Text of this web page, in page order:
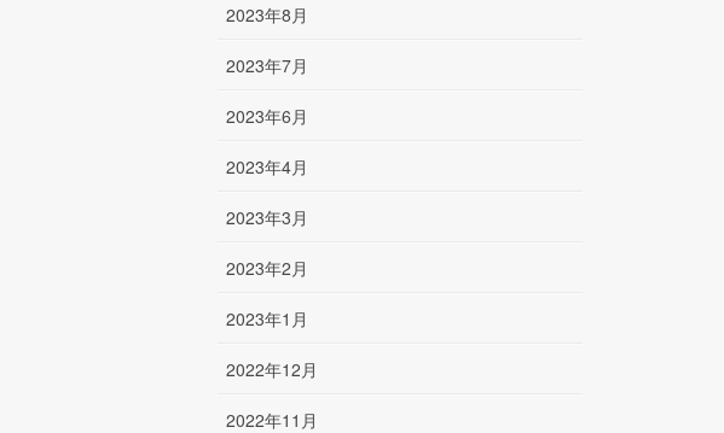
2023年8月
2023年7月
2023年6月
2023年4月
2023年3月
2023年2月
2023年1月
2022年12月
2022年11月